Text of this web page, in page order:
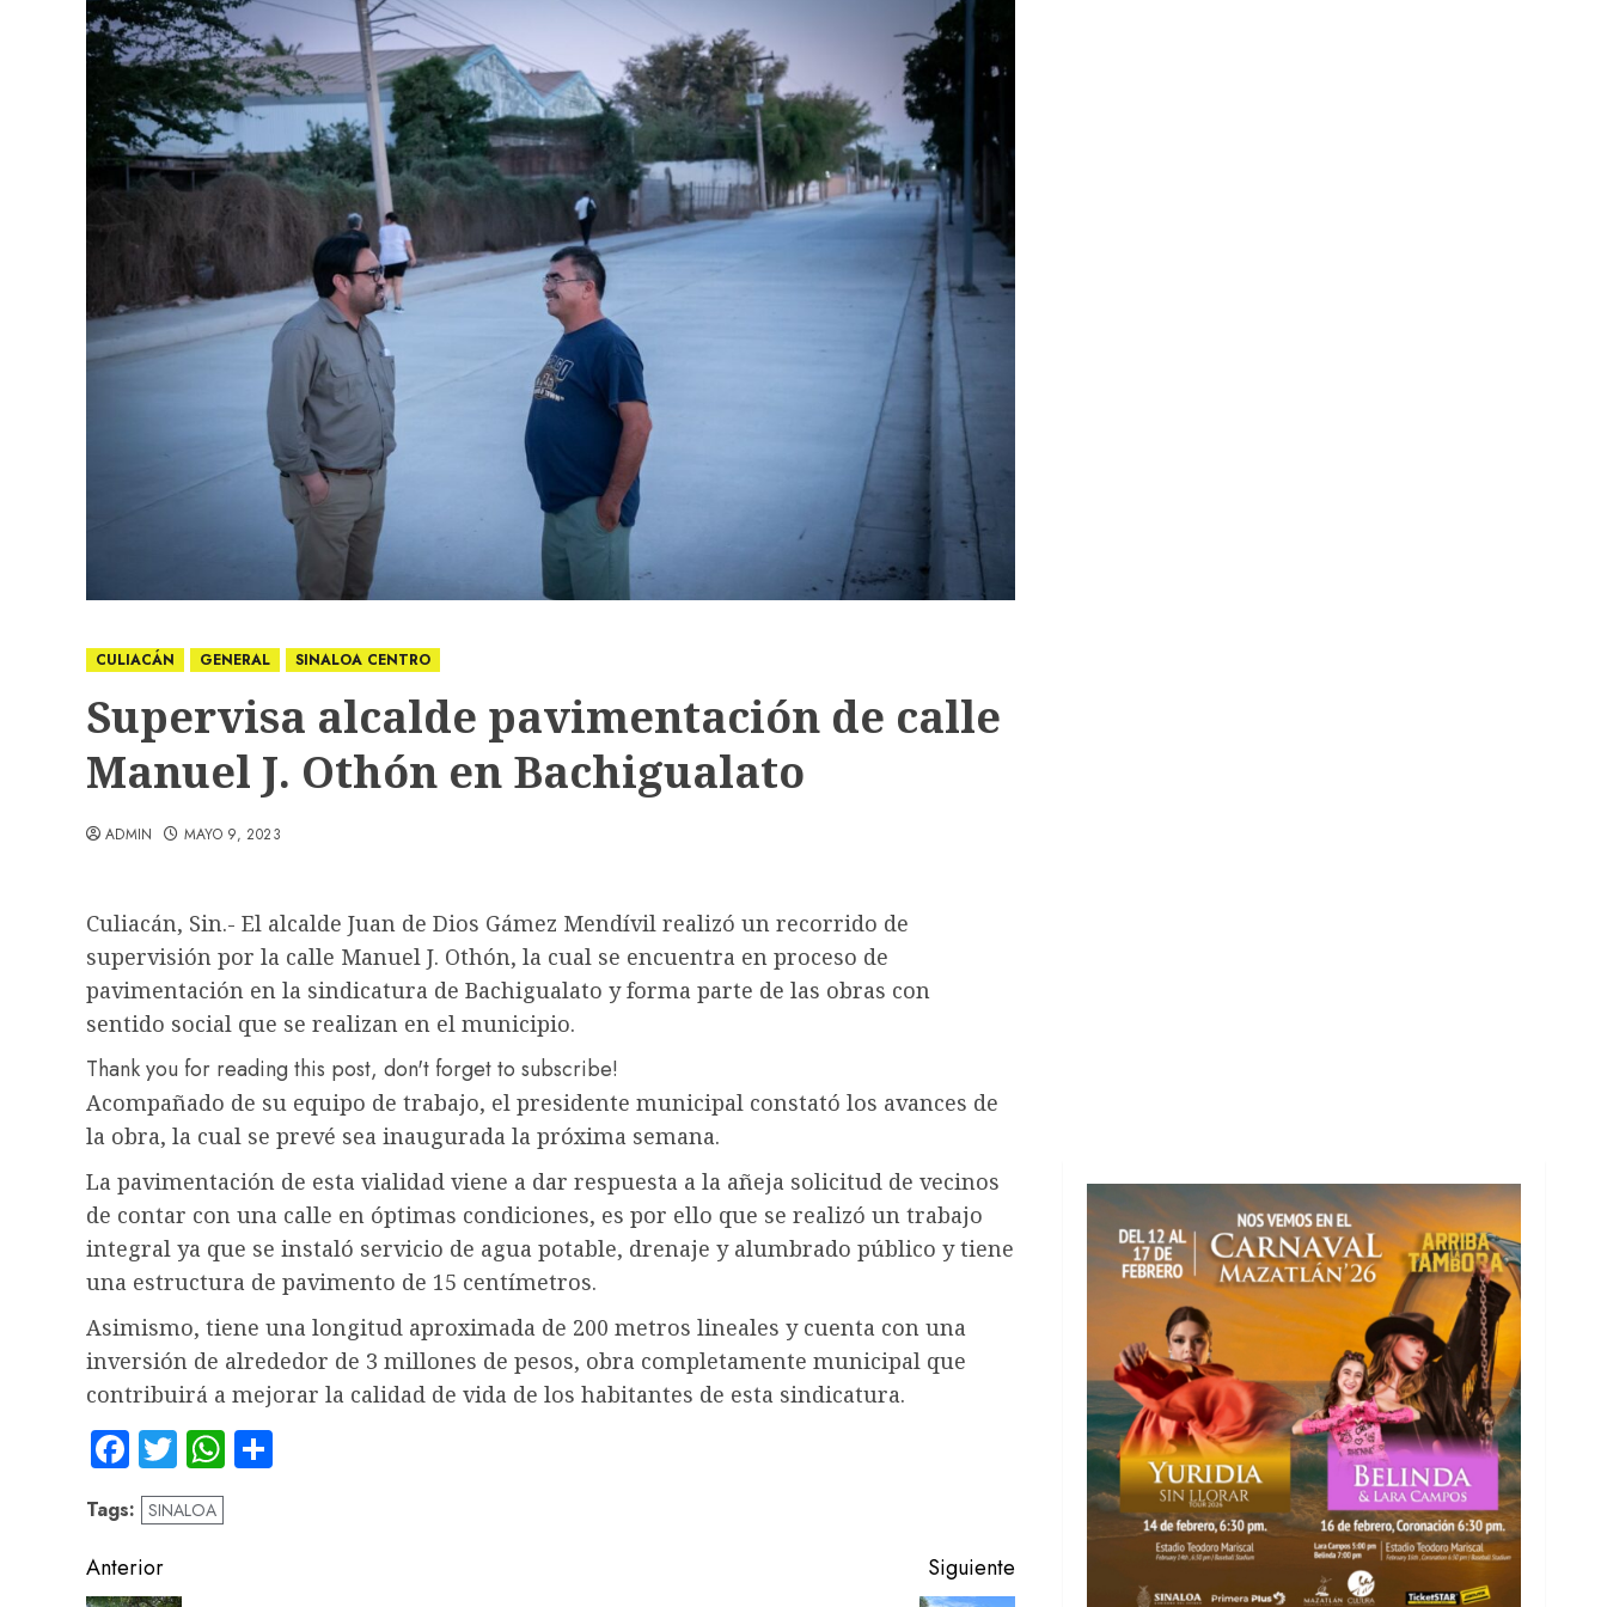
CULIACÁN GENERAL SINALOA CENTRO
Supervisa alcalde pavimentación de calle
Manuel J. Othón en Bachigualato
ADMIN MAYO 9, 2023
Culiacán, Sin.- El alcalde Juan de Dios Gámez Mendívil realizó un recorrido de
supervisión por la calle Manuel J. Othón, la cual se encuentra en proceso de
pavimentación en la sindicatura de Bachigualato y forma parte de las obras con
sentido social que se realizan en el municipio.
Thank you for reading this post, don't forget to subscribe!
Acompañado de su equipo de trabajo, el presidente municipal constató los avances de
la obra, la cual se prevé sea inaugurada la próxima semana.
La pavimentación de esta vialidad viene a dar respuesta a la añeja solicitud de vecinos
de contar con una calle en óptimas condiciones, es por ello que se realizó un trabajo
integral ya que se instaló servicio de agua potable, drenaje y alumbrado público y tiene
una estructura de pavimento de 15 centímetros.
Asimismo, tiene una longitud aproximada de 200 metros lineales y cuenta con una
inversión de alrededor de 3 millones de pesos, obra completamente municipal que
contribuirá a mejorar la calidad de vida de los habitantes de esta sindicatura.
Facebook
TwitterWhatsApp
Tags: SINALOA
Navegación
Anterior Siguiente